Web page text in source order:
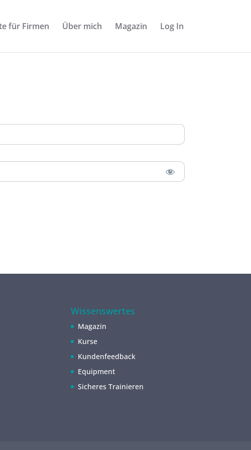
für Firmen Über mich Magazin Log In
Wissenswertes
Magazin
Kurse
Kundenfeedback
Equipment
Sicheres Trainieren